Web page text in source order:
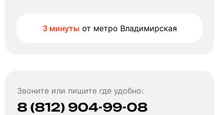
3 минуты от метро Владимирская
Звоните или пишите где удобно:
8 (812) 904-99-08